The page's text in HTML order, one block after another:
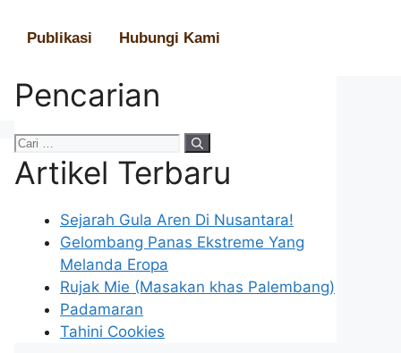
Publikasi Hubungi Kami
Pencarian
Artikel Terbaru
Sejarah Gula Aren Di Nusantara!
Gelombang Panas Ekstreme Yang
Melanda Eropa
Rujak Mie (Masakan khas Palembang)
Padamaran
Tahini Cookies